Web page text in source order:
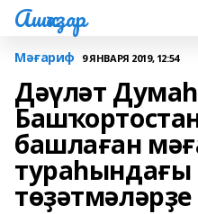
Ашҡаҙар
Мәғариф 9 ЯНВАРЯ 2019, 12:54
Дәүләт
башлаған
тураһындағы